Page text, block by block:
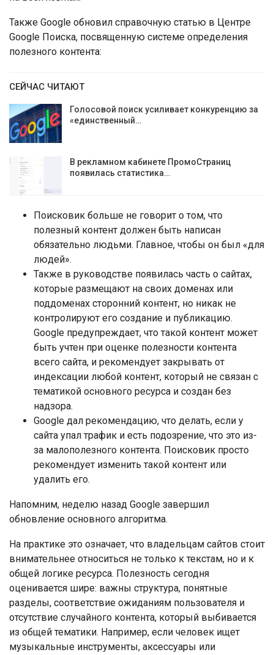
Также Google обновил справочную статью в Центре
Google Поиска, посвященную системе определения
полезного контента:
СЕЙЧАС ЧИТАЮТ
Голосовой поиск усиливает конкуренцию за
«единственный…
В рекламном кабинете ПромоСтраниц
появилась статистика…
Поисковик больше не говорит о том, что
полезный контент должен быть написан
обязательно людьми. Главное, чтобы он был «для
людей».
Также в руководстве появилась часть о сайтах,
которые размещают на своих доменах или
поддоменах сторонний контент, но никак не
контролируют его создание и публикацию.
Google предупреждает, что такой контент может
быть учтен при оценке полезности контента
всего сайта, и рекомендует закрывать от
индексации любой контент, который не связан с
тематикой основного ресурса и создан без
надзора.
Google дал рекомендацию, что делать, если у
сайта упал трафик и есть подозрение, что это из-
за малополезного контента. Поисковик просто
рекомендует изменить такой контент или
удалить его.
Напомним, неделю назад Google завершил
обновление основного алгоритма.
На практике это означает, что владельцам сайтов стоит
внимательнее относиться не только к текстам, но и к
общей логике ресурса. Полезность сегодня
оценивается шире: важны структура, понятные
разделы, соответствие ожиданиям пользователя и
отсутствие случайного контента, который выбивается
из общей тематики. Например, если человек ищет
музыкальные инструменты, аксессуары или